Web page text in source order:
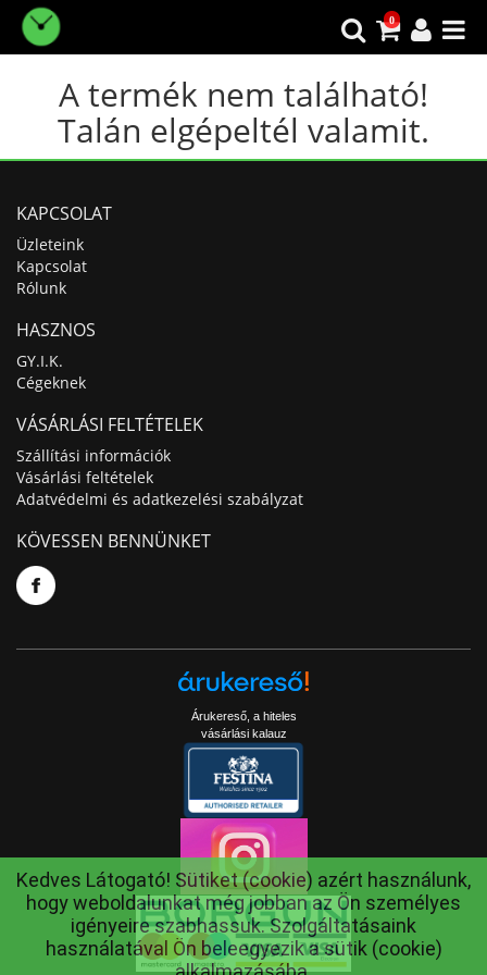
0
A termék nem található!
Talán elgépeltél valamit.
KAPCSOLAT
Üzleteink
Kapcsolat
Rólunk
HASZNOS
GY.I.K.
Cégeknek
VÁSÁRLÁSI FELTÉTELEK
Szállítási információk
Vásárlási feltételek
Adatvédelmi és adatkezelési szabályzat
KÖVESSEN BENNÜNKET
Árukereső, a hiteles
vásárlási kalauz
Kedves Látogató! Sütiket (cookie) azért használunk,
hogy weboldalunkat még jobban az Ön személyes
igényeire szabhassuk. Szolgáltatásaink
használatával Ön beleegyezik a sütik (cookie)